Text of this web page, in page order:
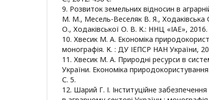
9. Розвиток земельних відносин в
М. М., Месель-Веселяк В. Я., Ходаківська
О., Ходаківської О. В. К.: ННЦ «ІАЕ», 2016.
10. Хвесик М. А. Економіка
монографія. К. : ДУ ІЕПСР НАН України,
11. Хвесик М. А. Природні ресурси в
України. Економіка
С. 5.
12. Шарий Г. І. Інституційне